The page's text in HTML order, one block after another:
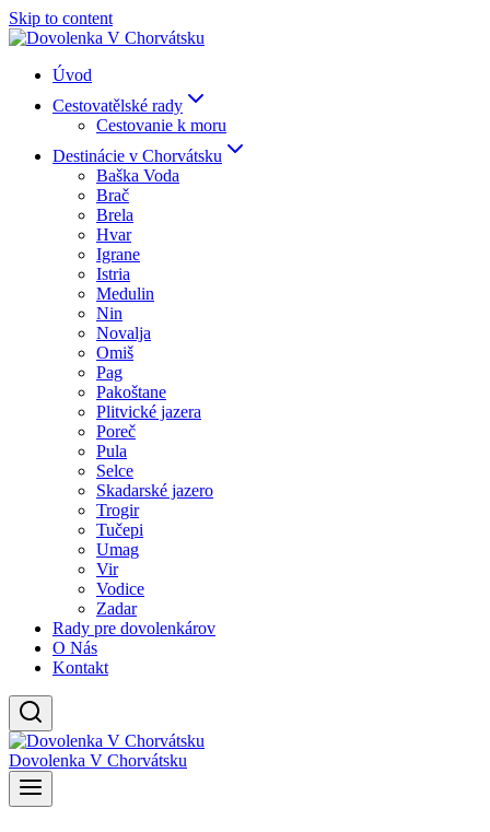
Skip to content
Úvod
Cestovatělské rady
Cestovanie k moru
Destinácie v Chorvátsku
Baška Voda
Brač
Brela
Hvar
Igrane
Istria
Medulin
Nin
Novalja
Omiš
Pag
Pakoštane
Plitvické jazera
Poreč
Pula
Selce
Skadarské jazero
Trogir
Tučepi
Umag
Vir
Vodice
Zadar
Rady pre dovolenkárov
O Nás
Kontakt
Dovolenka V Chorvátsku